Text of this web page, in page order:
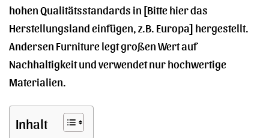
hohen Qualitätsstandards in [Bitte hier das
Herstellungsland einfügen, z.B. Europa] hergestellt.
Andersen Furniture legt großen Wert auf
Nachhaltigkeit und verwendet nur hochwertige
Materialien.
Inhalt